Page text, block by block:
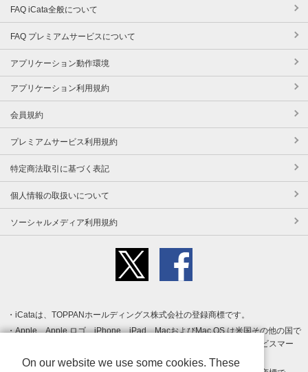
FAQ iCata全般について
FAQ プレミアムサービスについて
アプリケーション動作環境
アプリケーション利用規約
会員規約
プレミアムサービス利用規約
特定商法取引に基づく表記
個人情報の取扱いについて
ソーシャルメディア利用規約
iCataは、TOPPANホールディングス株式会社の登録商標です。
Apple、Apple ロゴ、iPhone、iPad、MacおよびMac OS は米国その他の国で
登録された Apple Inc. の商標です。App Store は Apple Inc. のサービスマー
クです。
On our website we use some cookies. These